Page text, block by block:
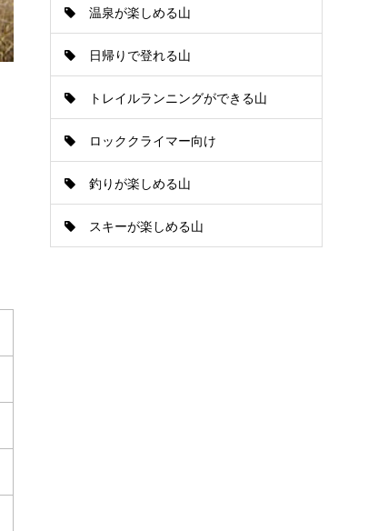
温泉が楽しめる山
日帰りで登れる山
トレイルランニングができる山
ロッククライマー向け
釣りが楽しめる山
スキーが楽しめる山